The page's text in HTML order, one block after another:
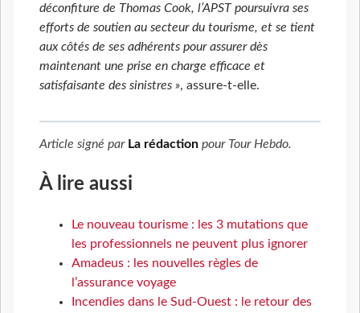
déconfiture de Thomas Cook, l’APST poursuivra ses
efforts de soutien au secteur du tourisme, et se tient
aux côtés de ses adhérents pour assurer dès
maintenant une prise en charge efficace et
satisfaisante des sinistres », assure-t-elle.
Article signé par La rédaction pour Tour Hebdo.
À lire aussi
Le nouveau tourisme : les 3 mutations que
les professionnels ne peuvent plus ignorer
Amadeus : les nouvelles règles de
l’assurance voyage
Incendies dans le Sud-Ouest : le retour des